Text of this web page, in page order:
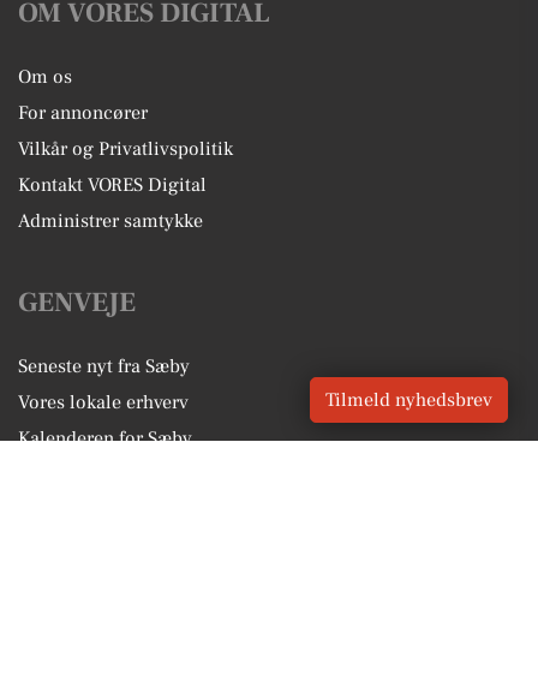
OM VORES DIGITAL
Om os
For annoncører
Vilkår og Privatlivspolitik
Kontakt VORES Digital
Administrer samtykke
GENVEJE
Seneste nyt fra Sæby
Vores lokale erhverv
Kalenderen for Sæby
Tilmeld nyhedsbrev